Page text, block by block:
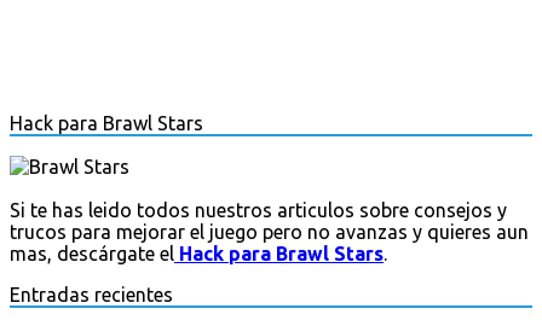
Hack para Brawl Stars
Si te has leido todos nuestros articulos sobre consejos y
trucos para mejorar el juego pero no avanzas y quieres aun
mas, descárgate el Hack para Brawl Stars.
Entradas recientes